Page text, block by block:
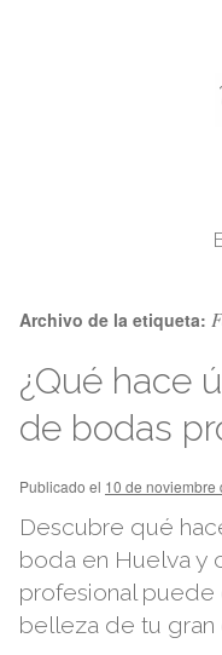
Archivo de la etiqueta:
¿Qué hace
de bodas
Publicado el 10 de noviembre
Descubre qué
boda en Huelva y
profesional puede
belleza de tu gran